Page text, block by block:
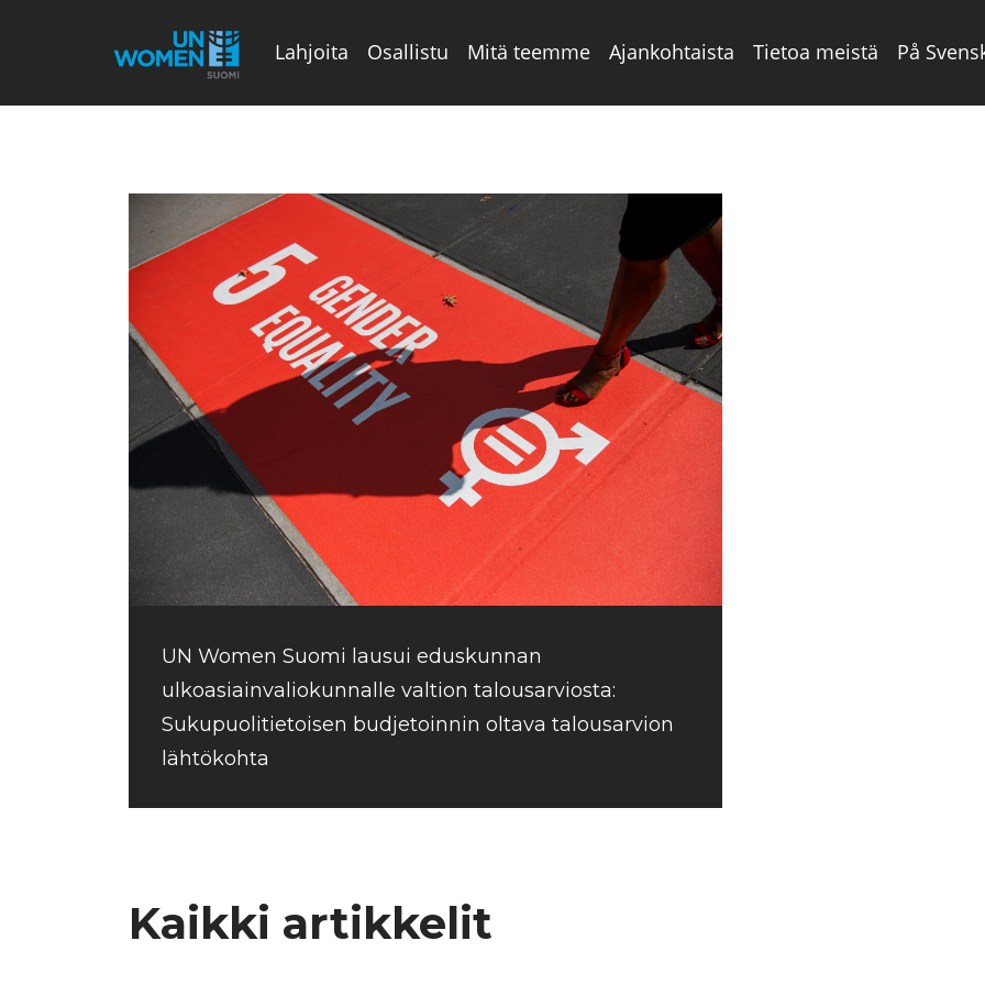
Lahjoita Osallistu Mitä teemme Ajankohtaista Tietoa meistä På
UN Women Suomi lausui eduskunnan
ulkoasiainvaliokunnalle valtion talousarviosta:
Sukupuolitietoisen budjetoinnin oltava talousarvion
lähtökohta
Kaikki artikkelit